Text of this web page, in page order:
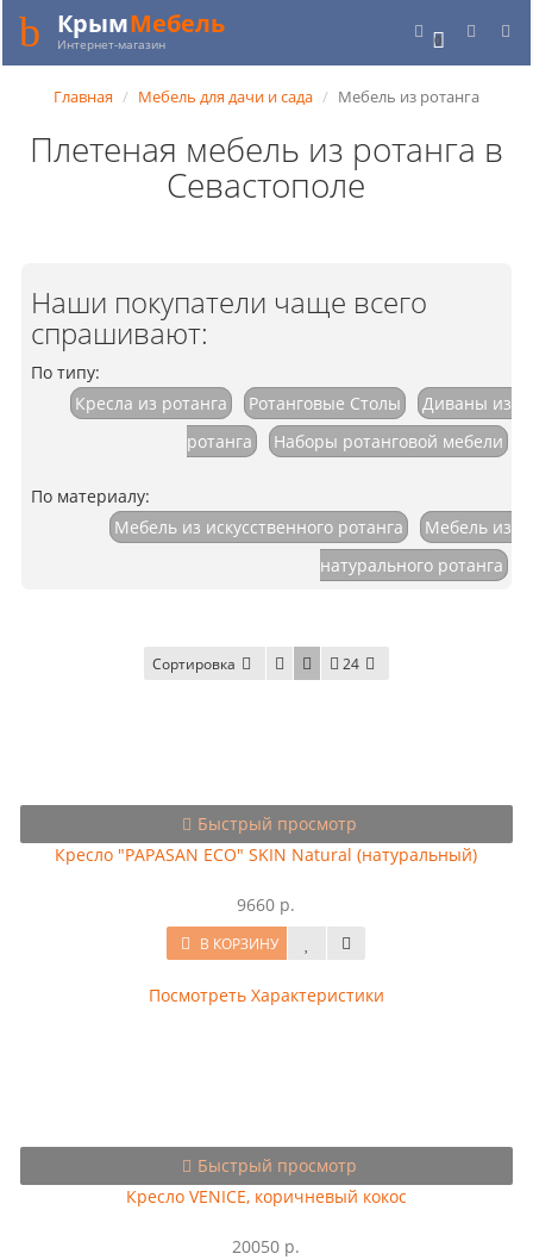
0
КрымМебель
Интернет-магазин
Главная Мебель для дачи и сада Мебель из ротанга
Плетеная мебель из ротанга в
Севастополе
Наши покупатели чаще всего
спрашивают:
По типу:
Кресла из ротанга
Ротанговые Столы
Диваны из
ротанга
Наборы ротанговой мебели
По материалу:
Мебель из искусственного ротанга
Мебель из
натурального ротанга
Сортировка 24
Быстрый просмотр
Кресло "PAPASAN ECO" SKIN Natural (натуральный)
9660 р.
В КОРЗИНУ
Посмотреть Характеристики
Быстрый просмотр
Кресло VENICE, коричневый кокос
20050 р.